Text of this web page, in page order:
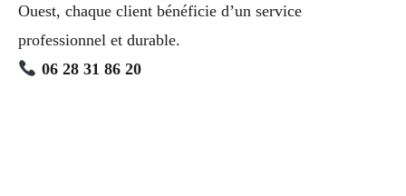
Ouest, chaque client bénéficie d’un service
professionnel et durable.
06 28 31 86 20